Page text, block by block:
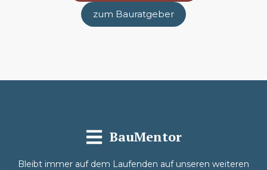
zum Bauratgeber
BauMentor
Bleibt immer auf dem Laufenden auf unseren weiteren